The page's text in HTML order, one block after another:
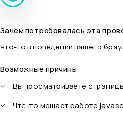
Зачем потребовалась эта
Что-то в поведении вашего
Возможные причины:
Вы просматриваете
Что-то мешает работе